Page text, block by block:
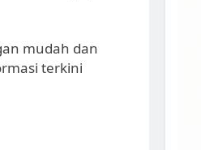
mudah dan
terkini